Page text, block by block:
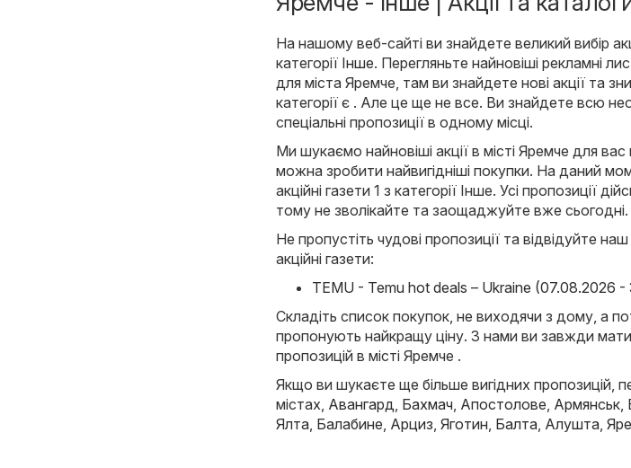
На нашому веб-сайті ви знайдете великий вибір
категорії Інше. Перегляньте найновіші рекламні
для міста Яремче, там ви знайдете нові акції та
категорії є . Але це ще не все. Ви знайдете всю
спеціальні пропозиції в одному місці.
Ми шукаємо найновіші акції в місті Яремче для
можна зробити найвигідніші покупки. На даний
акційні газети 1 з категорії Інше. Усі пропозиції
тому не зволікайте та заощаджуйте вже сьогодні.
Не пропустіть чудові пропозиції та відвідуйте
акційні газети:
TEMU - Temu hot deals – Ukraine (07.08.2026 -
Складіть список покупок, не виходячи з дому, а
пропонують найкращу ціну. З нами ви завжди
пропозицій в місті Яремче .
Якщо ви шукаєте ще більше вигідних пропозицій,
містах, Авангард, Бахмач, Апостолове, Армянськ,
Ялта, Балабине, Арциз, Яготин, Балта, Алушта,